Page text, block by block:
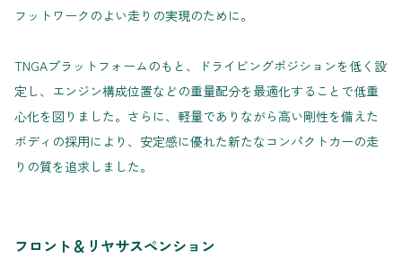
フットワークのよい走りの実現のために。
TNGAプラットフォームのもと、ドライビングポジションを低く設
定し、エンジン構成位置などの重量配分を最適化することで低重
心化を図りました。さらに、軽量でありながら高い剛性を備えた
ボディの採用により、安定感に優れた新たなコンパクトカーの走
りの質を追求しました。
フロント＆リヤサスペンション